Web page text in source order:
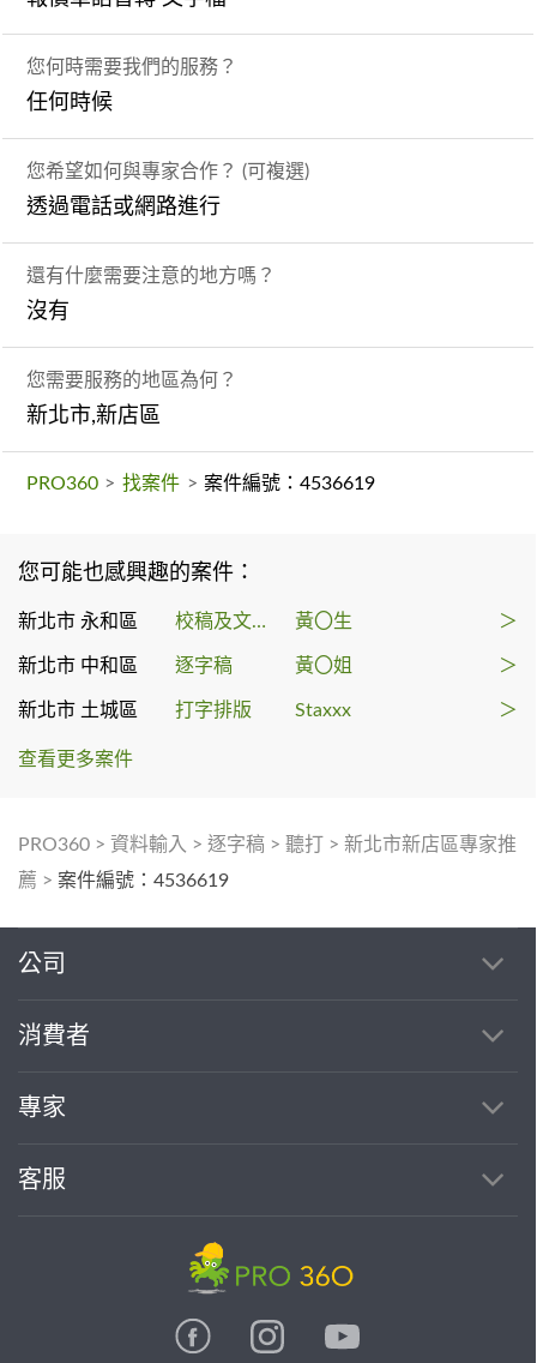
您何時需要我們的服務？
任何時候
您希望如何與專家合作？ (可複選)
透過電話或網路進行
還有什麼需要注意的地方嗎？
沒有
您需要服務的地區為何？
新北市,新店區
PRO360 > 找案件 > 案件編號：4536619
您可能也感興趣的案件：
新北市 永和區 校稿及文字編輯 黃〇生 ＞
新北市 中和區 逐字稿 黃〇姐 ＞
新北市 土城區 打字排版 Staxxx ＞
查看更多案件
PRO360 > 資料輸入 > 逐字稿 > 聽打 > 新北市新店區專家推
薦 > 案件編號：4536619
公司
消費者
專家
客服